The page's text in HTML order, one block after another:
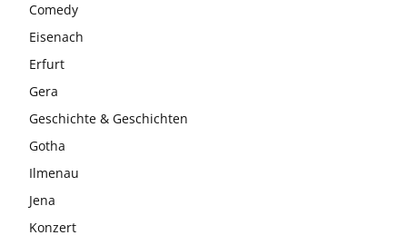
Comedy
Eisenach
Erfurt
Gera
Geschichte & Geschichten
Gotha
Ilmenau
Jena
Konzert